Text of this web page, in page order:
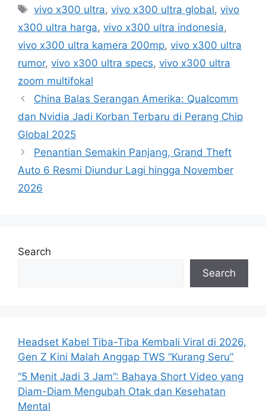
e
g
o
r
s
T
a
s
vivo x300 ultra,vivo x300 ultra global,vivo
x300 ultra harga, vivo x300 ultra indonesia,
vivo x300 ultra kamera 200mp, vivo x300 ultra
rumor, vivo x300 ultra specs, vivo x300 ultra
zoom multifokal
China Balas Serangan Amerika: Qualcomm
dan Nvidia Jadi Korban Terbaru di Perang Chip
Global 2025
Penantian Semakin Panjang, Grand Theft
Auto 6 Resmi Diundur Lagi hingga November
2026
Search
Search
Headset Kabel Tiba-Tiba Kembali Viral di 2026,
Gen Z Kini Malah Anggap TWS “Kurang Seru”
“5 Menit Jadi 3 Jam”: Bahaya Short Video yang
Diam-Diam Mengubah Otak dan Kesehatan
Mental